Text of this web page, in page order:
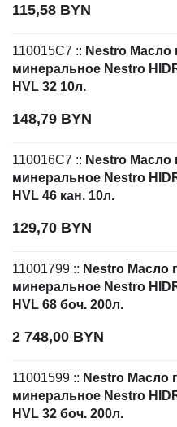
115,58 BYN
110015C7 :: Nestro Масло
минеральное Nestro
HVL 32 10л.
148,79 BYN
110016C7 :: Nestro Масло
минеральное Nestro
HVL 46 кан. 10л.
129,70 BYN
11001799 :: Nestro Масло
минеральное Nestro
HVL 68 боч. 200л.
2 748,00 BYN
11001599 :: Nestro Масло
минеральное Nestro
HVL 32 боч. 200л.